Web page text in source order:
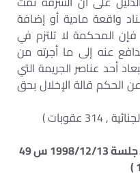
واقعة مادية أو إضافة
المحكمة لا تلتزم في
عنه إلى ما أجرته من
أحد عناصر الجريمة التي
الحكم قالة الإخلال بحق
( الطعن رقم 26404 لسنة 66 ق ـ جلسة 1998/12/13 س 49